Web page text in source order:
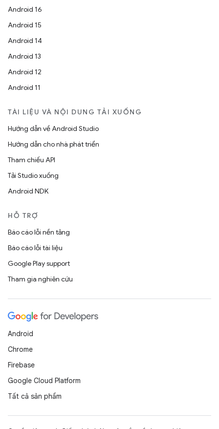
Android 16
Android 15
Android 14
Android 13
Android 12
Android 11
TÀI LIỆU VÀ NỘI DUNG TẢI XUỐNG
Hướng dẫn về Android Studio
Hướng dẫn cho nhà phát triển
Tham chiếu API
Tải Studio xuống
Android NDK
HỖ TRỢ
Báo cáo lỗi nền tảng
Báo cáo lỗi tài liệu
Google Play support
Tham gia nghiên cứu
Android
Chrome
Firebase
Google Cloud Platform
Tất cả sản phẩm